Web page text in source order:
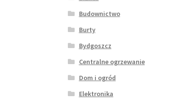
Budownictwo
Burty
Bydgoszcz
Centralne ogrzewanie
Dom i ogród
Elektronika